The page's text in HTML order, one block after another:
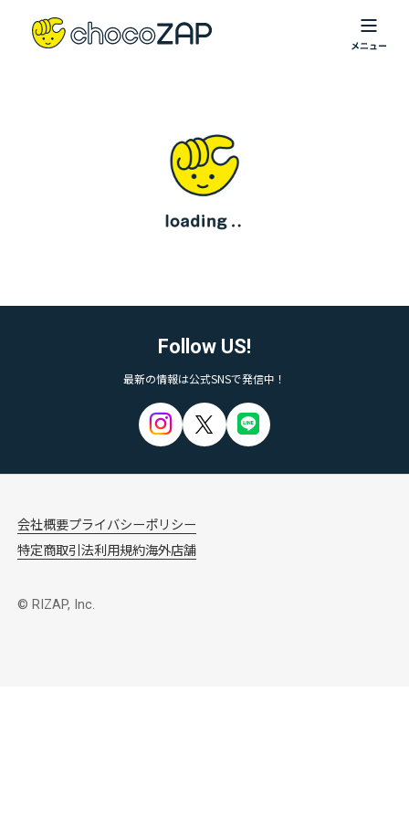
Follow US!
最新の情報は公式SNSで発信中！
会社概要プライバシーポリシー
特定商取引法利用規約海外店舗
© RIZAP, Inc.